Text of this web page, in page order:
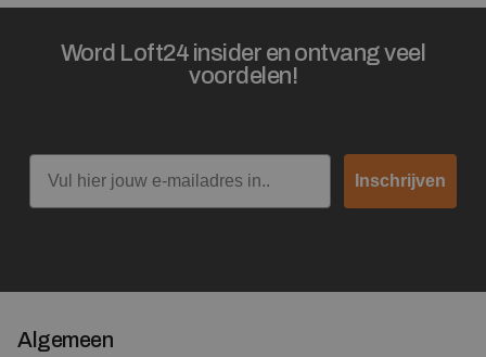
Word Loft24 insider en ontvang veel
voordelen!
Email
Inschrijven
Algemeen